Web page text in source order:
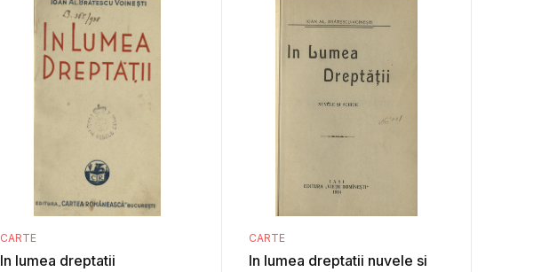
CARTE
In lumea dreptatii
CARTE
In lumea dreptatii nuvele si